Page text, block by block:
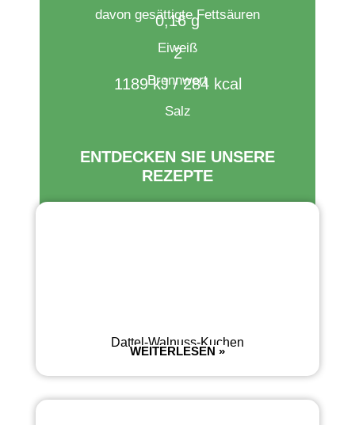
davon gesättigte Fettsäuren
0,16 g
Eiweiß
2
Brennwert​
1189 kJ / 284 kcal
Salz
ENTDECKEN SIE UNSERE
REZEPTE
Dattel-Walnuss-Kuchen
WEITERLESEN »